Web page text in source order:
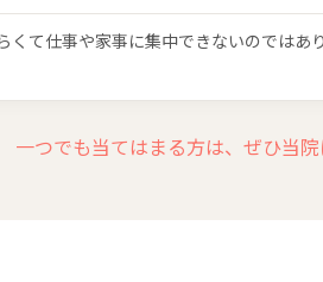
くて仕事や家事に集中できないのではあ
一つでも当てはまる方は、ぜひ当